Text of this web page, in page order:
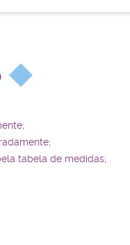
tabela de medidas;